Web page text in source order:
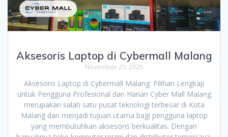
Aksesoris Laptop di Cybermall Malang
November 25, 2025
Aksesoris Laptop di Cybermall Malang: Pilihan Lengkap
untuk Pengguna Profesional dan Harian Cyber Mall Malang
merupakan salah satu pusat teknologi terbesar di Kota
Malang dan menjadi tujuan utama bagi pengguna laptop
yang membutuhkan aksesoris berkualitas. Dengan